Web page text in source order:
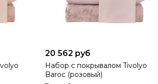
20 562 руб
Набор с покрывалом Tivolyo
Baroc (розовый)